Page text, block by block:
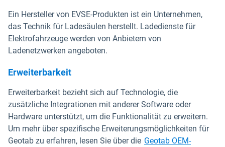
Ein Hersteller von EVSE-Produkten ist ein Unternehmen,
das Technik für Ladesäulen herstellt. Ladedienste für
Elektrofahrzeuge werden von Anbietern von
Ladenetzwerken angeboten.
Erweiterbarkeit
Erweiterbarkeit bezieht sich auf Technologie, die
zusätzliche Integrationen mit anderer Software oder
Hardware unterstützt, um die Funktionalität zu erweitern.
Um mehr über spezifische Erweiterungsmöglichkeiten für
Geotab zu erfahren, lesen Sie über die Geotab OEM-